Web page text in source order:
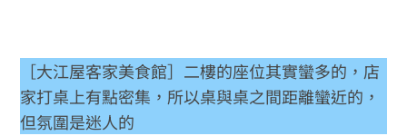
［大江屋客家美食館］二樓的座位其實蠻多的，店
家打桌上有點密集，所以桌與桌之間距離蠻近的，
但氛圍是迷人的